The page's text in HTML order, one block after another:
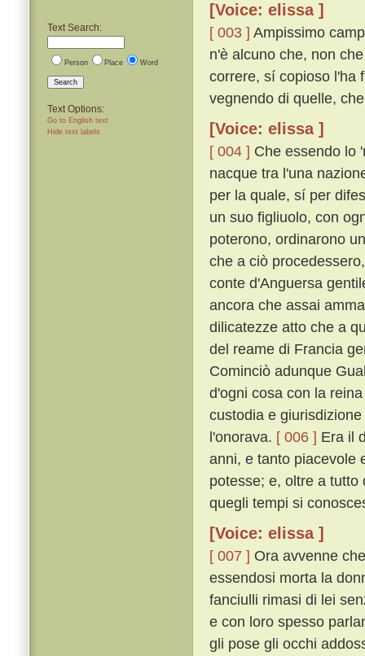
Text Search:
Person Place Word
Search
Text Options:
Go to English text
Hide text labels
[Voice: elissa ]
[ 003 ] Ampissimo
n'è alcuno che, non
correre, sí copioso l'ha
vegnendo di quelle,
[Voice: elissa ]
[ 004 ] Che essendo lo
nacque tra l'una
per la quale, sí per
un suo figliuolo, con
poterono, ordinarono
che a ciò
conte d'Anguersa
ancora che assai
dilicatezze atto che a
del reame di Francia
Cominciò adunque
d'ogni cosa con la
custodia e
l'onorava. [ 006 ] Era il
anni, e tanto piacevole
potesse; e, oltre a
quegli tempi si
[Voice: elissa ]
[ 007 ] Ora avvenne
essendosi morta la
fanciulli rimasi di lei
e con loro spesso
gli pose gli occhi